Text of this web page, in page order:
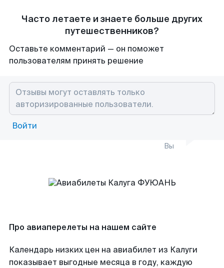
Часто летаете и знаете больше других
путешественников?
Оставьте комментарий — он поможет
пользователям принять решение
Войти
Вы
Про авиаперелеты на нашем сайте
Календарь низких цен на авиабилет из Калуги
показывает выгодные месяца в году, каждую